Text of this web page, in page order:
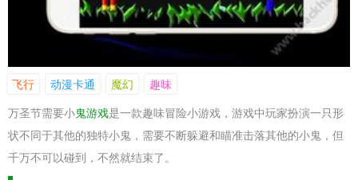
飞行 动漫卡通 魔幻
趣味
万圣节需要小鬼游戏是一款趣味冒险小游戏，游戏中玩家扮演一只形
状不同于其他的独特小鬼，需要不断躲避和瞄准击落其他的小鬼，但
千万不可以碰到，不然就结束了。